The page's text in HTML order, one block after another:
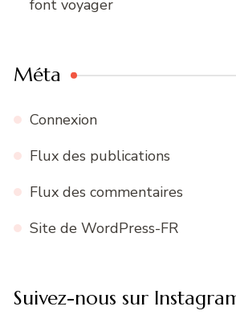
font voyager
Méta
Connexion
Flux des publications
Flux des commentaires
Site de WordPress-FR
Suivez-nous sur